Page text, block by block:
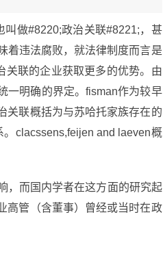
做#8220;政治关联#8221;，甚
着违法腐败，就法律制度而言是
关联的企业获取更多的优势。由
一明确的界定。fisman作为较早
关联概括为与苏哈托家族存在的
clacssens,feijen and laeven概
，而国内学者在这方面的研究起
高管（含董事）曾经或当时在政